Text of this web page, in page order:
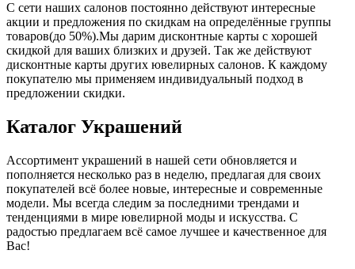
С сети наших салонов постоянно действуют интересные
акции и предложения по скидкам на определённые группы
товаров(до 50%).Мы дарим дисконтные карты с хорошей
скидкой для ваших близких и друзей. Так же действуют
дисконтные карты других ювелирных салонов. К каждому
покупателю мы применяем индивидуальный подход в
предложении скидки.
Каталог Украшений
Ассортимент украшений в нашей сети обновляется и
пополняется несколько раз в неделю, предлагая для своих
покупателей всё более новые, интересные и современные
модели. Мы всегда следим за последними трендами и
тенденциями в мире ювелирной моды и искусства. С
радостью предлагаем всё самое лучшее и качественное для
Вас!